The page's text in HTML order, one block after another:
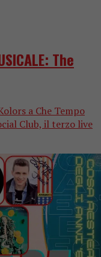
The
a Che Tempo
Club, il terzo live